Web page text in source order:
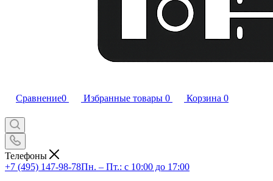
Сравнение0 Избранные товары 0 Корзина 0
Телефоны
+7 (495) 147-98-78Пн. – Пт.: с 10:00 до 17:00